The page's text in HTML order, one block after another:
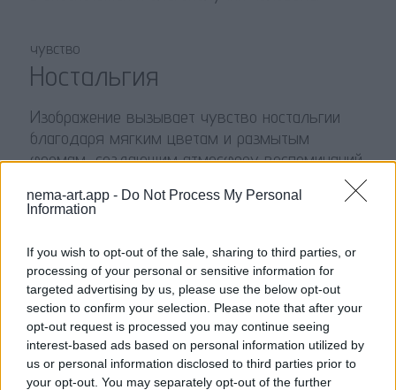
nema-art.app - Do Not Process My Personal
Information
If you wish to opt-out of the sale, sharing to third parties, or
processing of your personal or sensitive information for
targeted advertising by us, please use the below opt-out
section to confirm your selection. Please note that after your
opt-out request is processed you may continue seeing
interest-based ads based on personal information utilized by
us or personal information disclosed to third parties prior to
your opt-out. You may separately opt-out of the further
чувство
Ностальгия
Изображение вызывает чувство ностальгии
благодаря мягким цветам и размытым
формам, создающим атмосферу воспоминаний
Спокойствие
Теплые оттенки и плавные линии создают
ощущение спокойствия и умиротворения, как
будто зритель находится в тихом месте,
вдали от суеты.